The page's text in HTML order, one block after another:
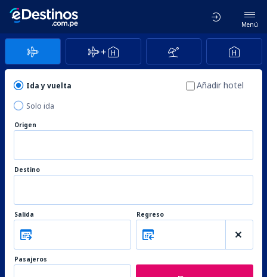
Menú
Ida y vuelta
Solo ida
Añadir hotel
Origen
Destino
Salida Regreso
Pasajeros